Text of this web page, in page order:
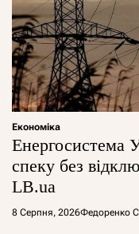
Економіка
Енергосистема
спеку без
LB.ua
8 Серпня, 2026Федоренко